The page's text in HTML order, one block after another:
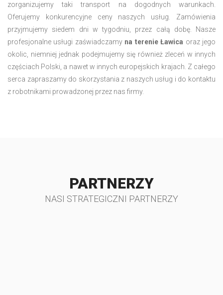
zorganizujemy taki transport na dogodnych warunkach.
Oferujemy konkurencyjne ceny naszych usług. Zamówienia
przyjmujemy siedem dni w tygodniu, przez całą dobę. Nasze
profesjonalne usługi zaświadczamy na terenie Ławica oraz jego
okolic, niemniej jednak podejmujemy się również zleceń w innych
częściach Polski, a nawet w innych europejskich krajach. Z całego
serca zapraszamy do skorzystania z naszych usług i do kontaktu
z robotnikami prowadzonej przez nas firmy.
PARTNERZY
NASI STRATEGICZNI PARTNERZY